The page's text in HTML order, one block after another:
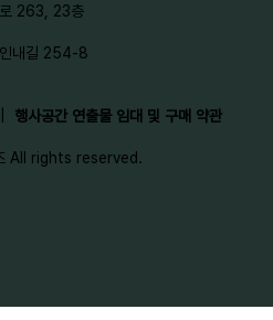
로 263, 23층
인내길 254-8
행사공간 연출물 임대 및 구매 약관
All rights reserved.